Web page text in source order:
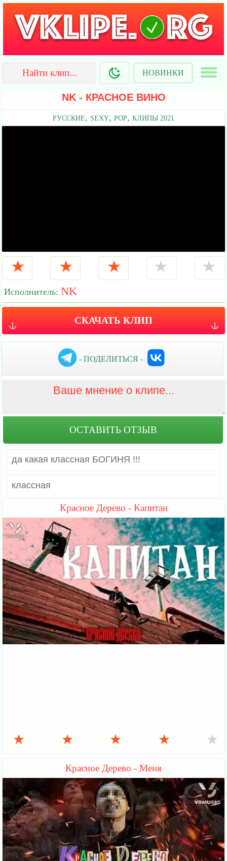
НОВИНКИ
NK - КРАСНОЕ ВИНО
РУССКИЕ, SEXY, POP, КЛИПЫ 2021
★ ★ ★ ★ ★
Исполнитель:NK
СКАЧАТЬ КЛИП
- ПОДЕЛИТЬСЯ -
да какая классная БОГИНЯ !!!
классная
Красное Дерево - Капитан
★ ★ ★ ★ ★
Красное Дерево - Меня